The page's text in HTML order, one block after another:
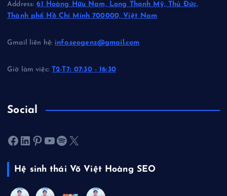
Address:61 Hoàng Hữu Nam, Long Thạnh Mỹ, Thủ Đức,
Thành phố Hồ Chí Minh 700000, Việt Nam
Gmail liên hệ: info.seogenz@gmail.com
Giờ làm việc:T2-T7: 07:30 - 16:30
Social
Facebook LinkedIn Pinterest Youtube Spotify X
Hệ sinh thái Võ Việt Hoàng SEO